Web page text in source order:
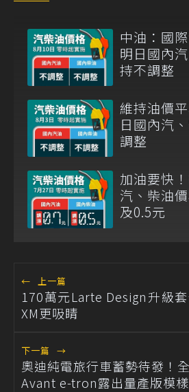
中油：國
明日國內
持不調整
維持油價
日國內汽
調整
加油要快
汽、柴油
及0.5元
← 上一篇
170萬元Larte Design升級
XM更吸睛
下一篇 →
奧迪純電旅行車蓄勢待發！
Avant e-tron露出量產版模樣